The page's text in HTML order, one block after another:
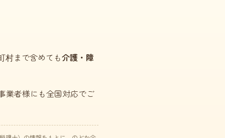
村まで含めても介護・障
業者様にも全国対応でご